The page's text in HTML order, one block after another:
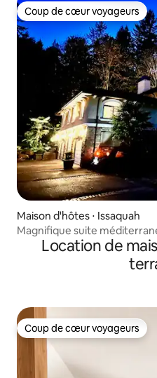
Coup de cœur voyageurs
Coup de cœur voyageurs
Maison d'hôtes ⋅ Issaquah
Magnifique suite
Location de
Coup de cœur voyageurs
Coup de cœur voyageurs